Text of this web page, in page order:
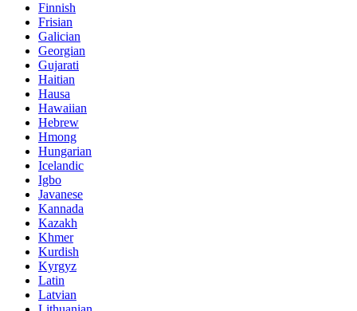
Finnish
Frisian
Galician
Georgian
Gujarati
Haitian
Hausa
Hawaiian
Hebrew
Hmong
Hungarian
Icelandic
Igbo
Javanese
Kannada
Kazakh
Khmer
Kurdish
Kyrgyz
Latin
Latvian